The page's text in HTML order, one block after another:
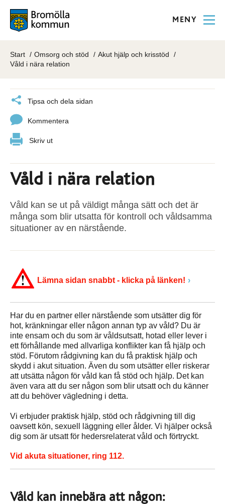
MENY
Start Omsorg och stöd
Akut hjälp och krisstöd
Våld i nära relation
Tipsa och dela sidan
Kommentera
Skriv ut
Våld i nära relation
Våld kan se ut på väldigt många sätt och det är
många som blir utsatta för kontroll och våldsamma
situationer av en närstående.
Lämna sidan snabbt - klicka på länken!
Har du en partner eller närstående som utsätter dig för
hot, kränkningar eller någon annan typ av våld? Du är
inte ensam och du som är våldsutsatt, hotad eller lever i
ett förhållande med allvarliga konflikter kan få hjälp och
stöd. Förutom rådgivning kan du få praktisk hjälp och
skydd i akut situation. Även du som utsätter eller riskerar
att utsätta någon för våld kan få stöd och hjälp. Det kan
även vara att du ser någon som blir utsatt och du känner
att du behöver vägledning i detta.
Vi erbjuder praktisk hjälp, stöd och rådgivning till dig
oavsett kön, sexuell läggning eller ålder. Vi hjälper också
dig som är utsatt för hedersrelaterat våld och förtryckt.
Vid akuta situationer, ring 112.
Våld kan innebära att någon: